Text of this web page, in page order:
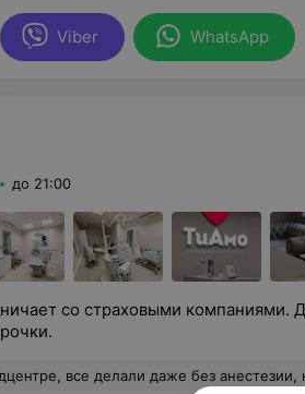
Viber WhatsApp
до 21:00
со страховыми компаниями.
без анестезии, но процедура абсолютно безболезненная, следов